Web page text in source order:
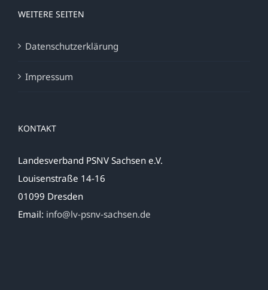
WEITERE SEITEN
Datenschutzerklärung
Impressum
KONTAKT
Landesverband PSNV Sachsen e.V.
Louisenstraße 14-16
01099 Dresden
Email: info@lv-psnv-sachsen.de